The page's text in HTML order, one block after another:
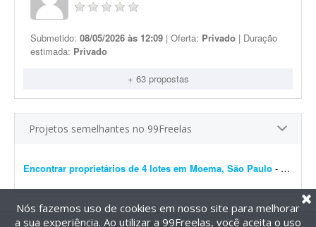
Submetido: 08/05/2026 às 12:09 | Oferta: Privado | Duração
estimada: Privado
+ 63 propostas
Projetos semelhantes no 99Freelas
Encontrar proprietários de 4 lotes em Moema, São Paulo - Olá, pessoal. Preciso fazer um estudo de uma área em São Paulo referente a determinados terrenos ? são 4 lotes. Tenho informações sobre os proprietá...
Nós fazemos uso de cookies em nosso site para melhorar
a sua experiência. Ao utilizar a 99Freelas, você aceita o uso